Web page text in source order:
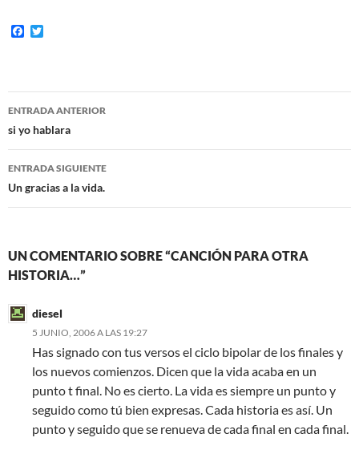
F
o
o
e
r
Navegación
de
entradas
ENTRADA ANTERIOR
si yo hablara
ENTRADA SIGUIENTE
Un gracias a la vida.
UN COMENTARIO SOBRE “CANCIÓN PARA OTRA
HISTORIA…”
diesel
5 JUNIO, 2006 A LAS 19:27
Has signado con tus versos el ciclo bipolar de los finales y
los nuevos comienzos. Dicen que la vida acaba en un
punto t final. No es cierto. La vida es siempre un punto y
seguido como tú bien expresas. Cada historia es así. Un
punto y seguido que se renueva de cada final en cada final.